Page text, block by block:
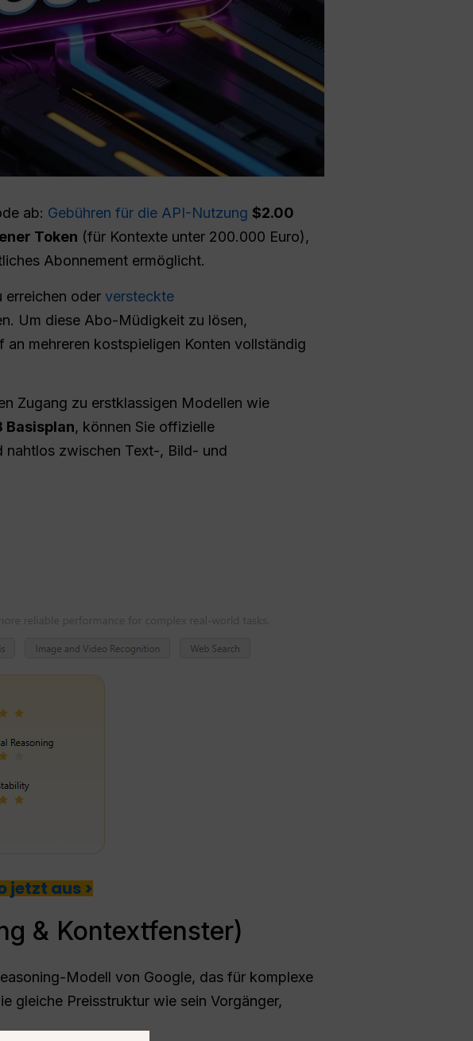
ab: Gebühren für die API-Nutzung $2.00
Token (für Kontexte unter 200.000 Euro),
Abonnement ermöglicht.
erreichen oder versteckte
Um diese Abo-Müdigkeit zu lösen,
mehreren kostspieligen Konten vollständig
Zugang zu erstklassigen Modellen wie
Basisplan, können Sie offizielle
nahtlos zwischen Text-, Bild- und
jetzt aus >
& Kontextfenster)
Modell von Google, das für komplexe
gleiche Preisstruktur wie sein Vorgänger,